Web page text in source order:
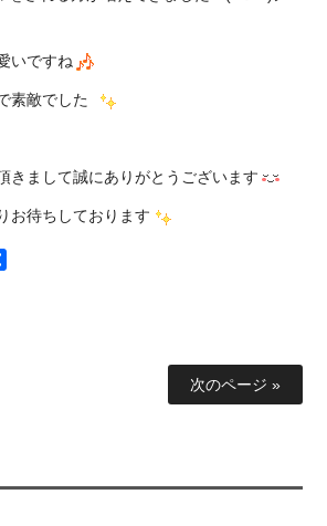
いですね
素敵でした
きまして誠にありがとうございます
お待ちしております
次のページ »